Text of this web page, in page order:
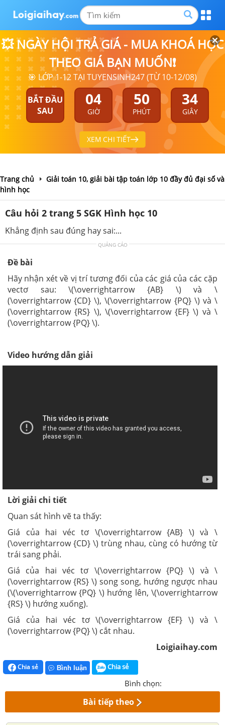
💥 NGÀY HỘI TRẢ GIÁ - MUA KHOÁ HỌC
THEO GIÁ BẠN MUỐN❗
🎯 LỚP 1-12 TẠI TUYENSINH247 (TỪ 10-12/08)
BẮT ĐẦU
SAU
04
GIỜ
50
PHÚT
33
GIÂY
XEM CHI TIẾT
Trang chủ
Giải toán 10, giải bài tập toán lớp 10 đầy đủ đại số và
hình học
Câu hỏi 2 trang 5 SGK Hình học 10
Khẳng định sau đúng hay sai:...
QUẢNG CÁO
Đề bài
Hãy nhận xét về vị trí tương đối của các giá của các cặp
vectơ sau: \(\overrightarrow {AB} \) và \
(\overrightarrow {CD} \), \(\overrightarrow {PQ} \) và \
(\overrightarrow {RS} \), \(\overrightarrow {EF} \) và \
(\overrightarrow {PQ} \).
Video hướng dẫn giải
Lời giải chi tiết
Quan sát hình vẽ ta thấy:
Giá của hai véc tơ \(\overrightarrow {AB} \) và \
(\overrightarrow {CD} \) trùng nhau, cùng có hướng từ
trái sang phải.
Giá của hai véc tơ \(\overrightarrow {PQ} \) và \
(\overrightarrow {RS} \) song song, hướng ngược nhau
(\(\overrightarrow {PQ} \) hướng lên, \(\overrightarrow
{RS} \) hướng xuống).
Giá của hai véc tơ \(\overrightarrow {EF} \) và \
(\overrightarrow {PQ} \) cắt nhau.
Loigiaihay.com
Chia sẻ Bình luận Chia sẻ
Bình chọn:
Bài tiếp theo